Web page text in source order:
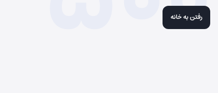
رفتن به خانه